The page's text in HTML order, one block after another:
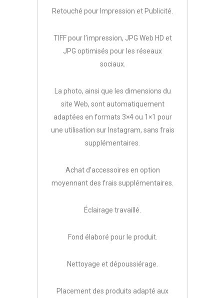
Retouché pour Impression et Publicité.
TIFF pour l’impression, JPG Web HD et
JPG optimisés pour les réseaux
sociaux.
La photo, ainsi que les dimensions du
site Web, sont automatiquement
adaptées en formats 3×4 ou 1×1 pour
une utilisation sur Instagram, sans frais
supplémentaires.
Achat d’accessoires en option
moyennant des frais supplémentaires.
Éclairage travaillé.
Fond élaboré pour le produit.
Nettoyage et dépoussiérage.
Placement des produits adapté aux